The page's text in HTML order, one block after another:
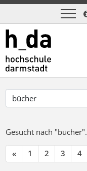
Gesucht nach "bücher".
« 1 2 3 4